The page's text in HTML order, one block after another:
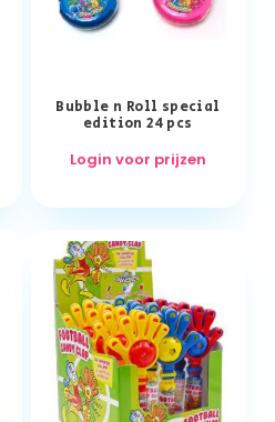
Bubble n Roll special
edition 24 pcs
Login voor prijzen